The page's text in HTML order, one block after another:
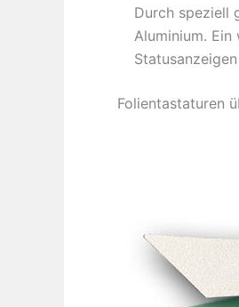
Durch speziell
Aluminium.
Folientastaturen